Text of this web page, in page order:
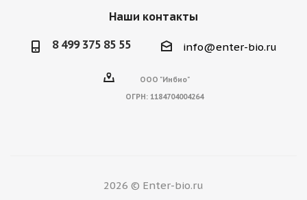
Наши контакты
8 499 375 85 55 info@enter-bio.ru
ООО "Инбио"
ОГРН: 1184704004264
2026 © Enter-bio.ru